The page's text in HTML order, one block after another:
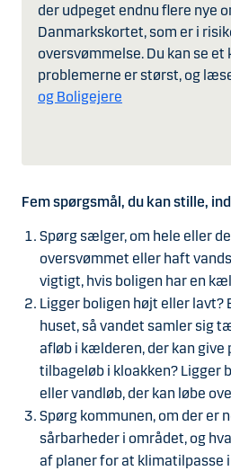
der udpeget endnu flere nye
Danmarkskortet, som er i
oversvømmelse. Du kan se et
problemerne er størst, og
og Boligejere
Fem spørgsmål, du kan stille,
Spørg sælger, om hele eller
oversvømmet eller haft
vigtigt, hvis boligen har en
Ligger boligen højt eller lavt?
huset, så vandet samler sig
afløb i kælderen, der kan give
tilbageløb i kloakken? Ligger
eller vandløb, der kan løbe
Spørg kommunen, om der er
sårbarheder i området, og
af planer for at klimatilpasse